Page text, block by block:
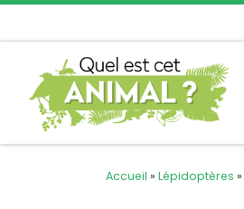
Accueil » Lépidoptères »